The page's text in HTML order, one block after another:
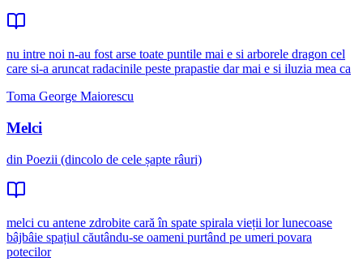
nu intre noi n-au fost arse toate puntile mai e si arborele dragon cel
care si-a aruncat radacinile peste prapastie dar mai e si iluzia mea ca
Toma George Maiorescu
Melci
din Poezii (dincolo de cele șapte râuri)
melci cu antene zdrobite cară în spate spirala vieții lor lunecoase
bâjbâie spațiul căutându-se oameni purtând pe umeri povara
potecilor